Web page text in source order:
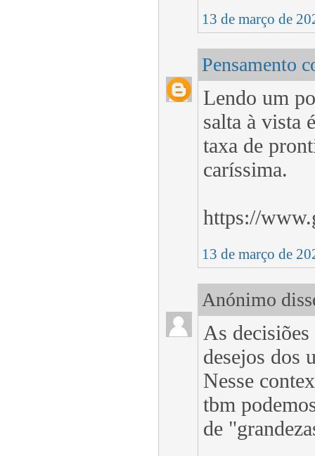
13 de março de
Pensamento
Lendo um
salta à vista
taxa de
caríssima.
https://
13 de março de
Anónimo
As
desejos dos
Nesse
tbm
de